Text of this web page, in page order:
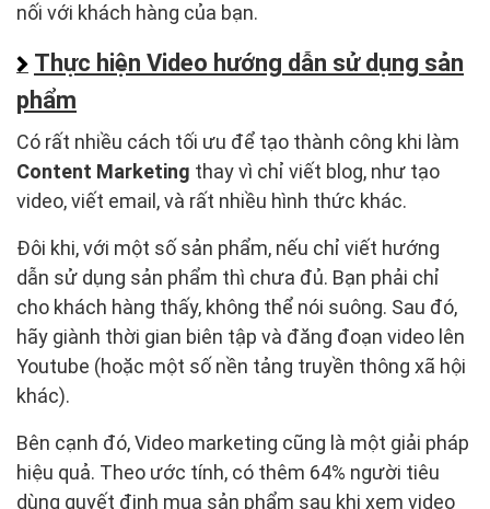
nối với khách hàng của bạn.
Thực hiện Video hướng dẫn sử dụng sản
phẩm
Có rất nhiều cách tối ưu để tạo thành công khi làm
Content Marketing thay vì chỉ viết blog, như tạo
video, viết email, và rất nhiều hình thức khác.
Đôi khi, với một số sản phẩm, nếu chỉ viết hướng
dẫn sử dụng sản phẩm thì chưa đủ. Bạn phải chỉ
cho khách hàng thấy, không thể nói suông. Sau đó,
hãy giành thời gian biên tập và đăng đoạn video lên
Youtube (hoặc một số nền tảng truyền thông xã hội
khác).
Bên cạnh đó, Video marketing cũng là một giải pháp
hiệu quả. Theo ước tính, có thêm 64% người tiêu
dùng quyết định mua sản phẩm sau khi xem video